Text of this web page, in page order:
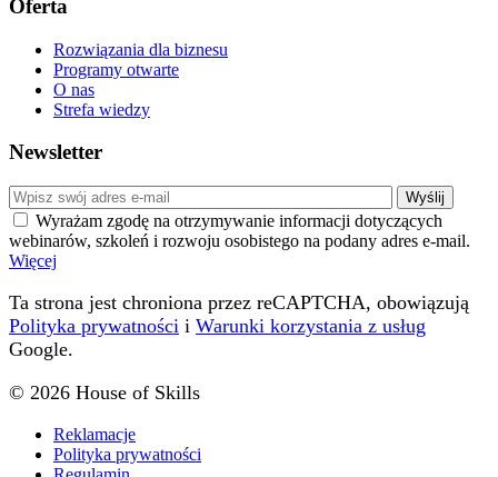
Oferta
Rozwiązania dla biznesu
Programy otwarte
O nas
Strefa wiedzy
Newsletter
Wyrażam zgodę na otrzymywanie informacji dotyczących
webinarów, szkoleń i rozwoju osobistego na podany adres e-mail.
Więcej
Ta strona jest chroniona przez reCAPTCHA, obowiązują
Polityka prywatności i Warunki korzystania z usług
Google.
© 2026 House of Skills
Reklamacje
Polityka prywatności